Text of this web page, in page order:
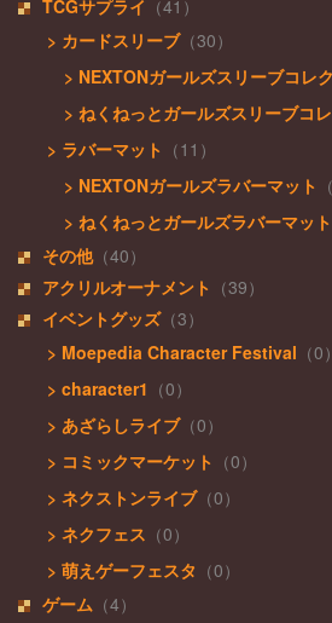
TCGサプライ （41）
> カードスリーブ（30）
> NEXTONガールズスリーブコレ
> ねくねっとガールズスリーブコ
> ラバーマット （11）
> NEXTONガールズラバーマット
> ねくねっとガールズラバーマット
その他（40）
アクリルオーナメント （39）
イベントグッズ（3）
> Moepedia Character Festival （0）
> character1 （0）
> あざらしライブ（0）
> コミックマーケット （0）
> ネクストンライブ（0）
> ネクフェス （0）
> 萌えゲーフェスタ （0）
ゲーム （4）